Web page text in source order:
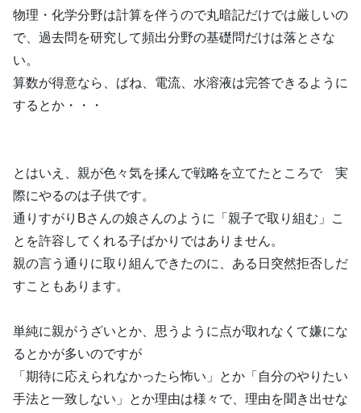
物理・化学分野は計算を伴うので丸暗記だけでは厳しいの
で、過去問を研究して頻出分野の基礎問だけは落とさな
い。
算数が得意なら、ばね、電流、水溶液は完答できるように
するとか・・・
とはいえ、親が色々気を揉んで戦略を立てたところで 実
際にやるのは子供です。
通りすがりBさんの娘さんのように「親子で取り組む」こ
とを許容してくれる子ばかりではありません。
親の言う通りに取り組んできたのに、ある日突然拒否しだ
すこともあります。
単純に親がうざいとか、思うように点が取れなくて嫌にな
るとかが多いのですが
「期待に応えられなかったら怖い」とか「自分のやりたい
手法と一致しない」とか理由は様々で、理由を聞き出せな